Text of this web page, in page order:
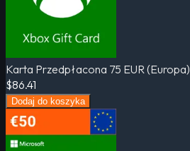
Karta Przedpłacona 75 EUR (Europa)
$86.41
Dodaj do koszyka